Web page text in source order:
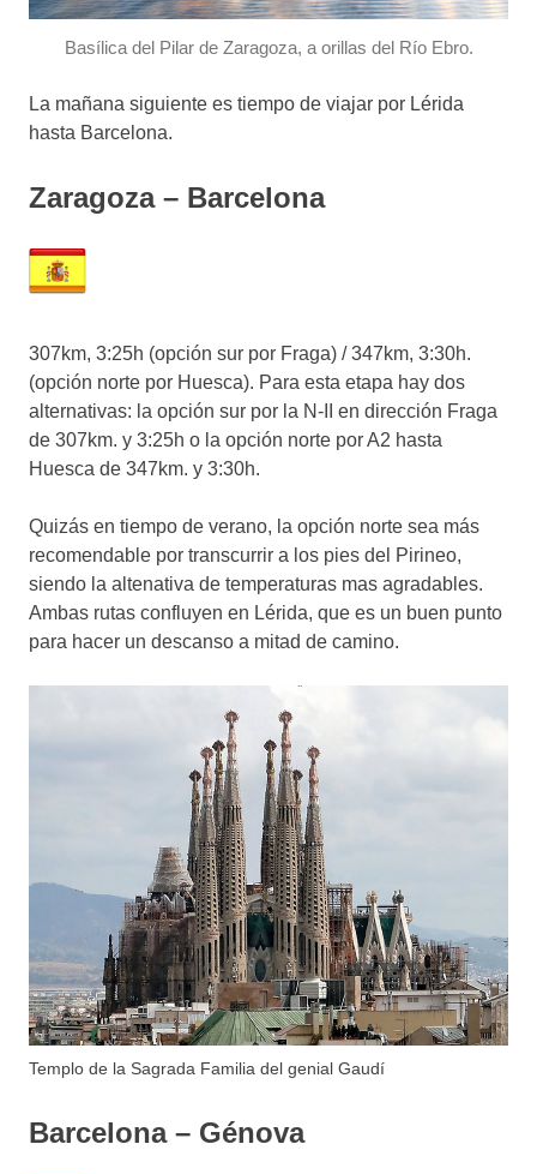
Basílica del Pilar de Zaragoza, a orillas del Río Ebro.
La mañana siguiente es tiempo de viajar por Lérida
hasta Barcelona.
Zaragoza – Barcelona
307km, 3:25h (opción sur por Fraga) / 347km, 3:30h.
(opción norte por Huesca). Para esta etapa hay dos
alternativas: la opción sur por la N-II en dirección Fraga
de 307km. y 3:25h o la opción norte por A2 hasta
Huesca de 347km. y 3:30h.
Quizás en tiempo de verano, la opción norte sea más
recomendable por transcurrir a los pies del Pirineo,
siendo la altenativa de temperaturas mas agradables.
Ambas rutas confluyen en Lérida, que es un buen punto
para hacer un descanso a mitad de camino.
Templo de la Sagrada Familia del genial Gaudí
Barcelona – Génova